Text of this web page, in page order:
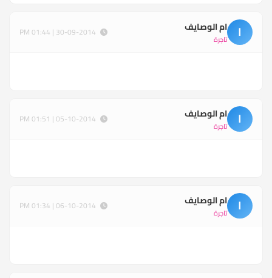
ا ام الوصايف
تاجرة
ا ام الوصايف
تاجرة
ا ام الوصايف
تاجرة